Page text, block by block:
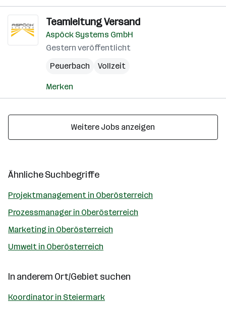
Teamleitung Versand
Aspöck Systems GmbH
Gestern veröffentlicht
Peuerbach
Vollzeit
Merken
Weitere Jobs anzeigen
Ähnliche Suchbegriffe
Projektmanagement in Oberösterreich
Prozessmanager in Oberösterreich
Marketing in Oberösterreich
Umwelt in Oberösterreich
In anderem Ort/Gebiet suchen
Koordinator in Steiermark